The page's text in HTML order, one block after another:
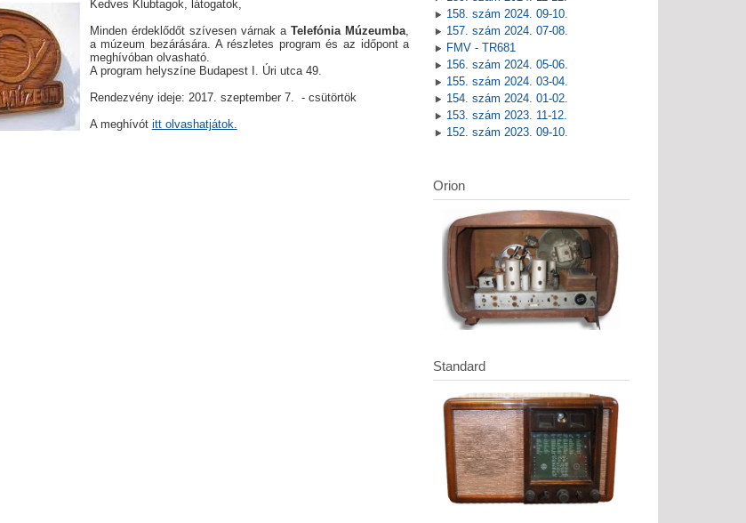
Kedves Klubtagok, látogatok,
Minden érdeklődőt szívesen várnak aTelefónia Múzeumba,
a múzeum bezárására. A részletes program és az időpont a
meghívóban olvasható.
A program helyszíne Budapest I. Úri utca 49.
Rendezvény ideje: 2017. szeptember 7. - csütörtök
A meghívót itt olvashatjátok.
158. szám 2024. 09-10.
157. szám 2024. 07-08.
FMV - TR681
156. szám 2024. 05-06.
155. szám 2024. 03-04.
154. szám 2024. 01-02.
153. szám 2023. 11-12.
152. szám 2023. 09-10.
Orion
Standard